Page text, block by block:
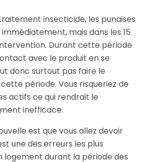
insecticide, les punaises
mais dans les 15
Durant cette période
avec le produit en se
donc surtout pas faire le
période. Vous risqueriez de
actifs ce qui rendrait le
inefficace.
est que vous allez devoir
une des erreurs les plus
logement durant la période des